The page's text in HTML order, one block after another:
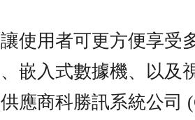
使用者可更方便享受
嵌入式數據機、以及
應商科勝訊系統公司